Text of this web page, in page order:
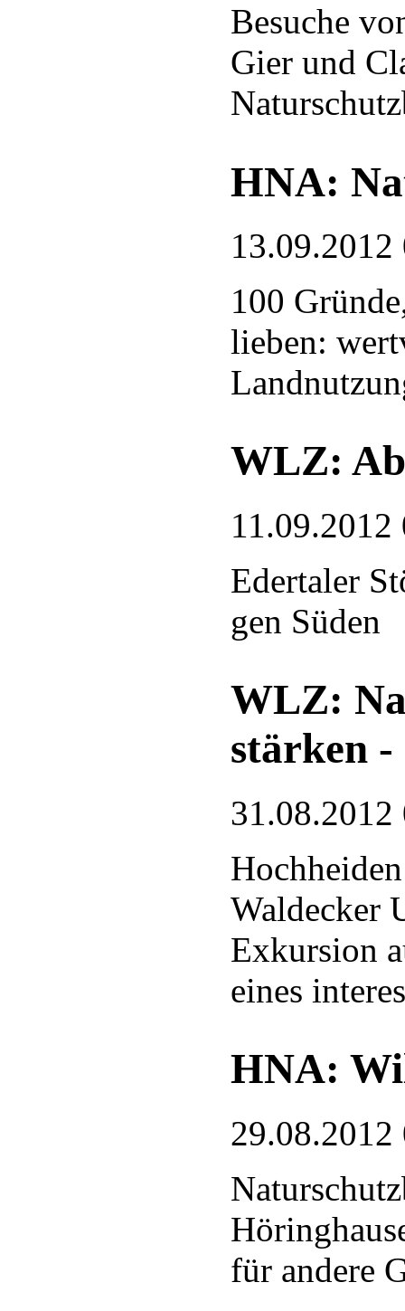
Besuche
Gier und
HNA:
13.09.2012
100
lieben:
WLZ:
11.09.2012
Edertaler
gen Süden
WLZ:
stärken -
31.08.2012
Waldecker
Exkursion
eines
HNA:
29.08.2012
für andere